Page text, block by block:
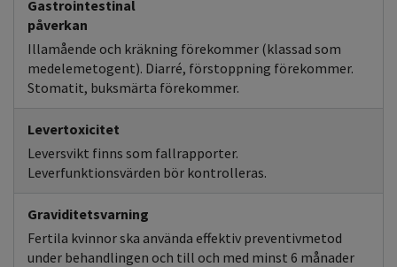
Gastrointestinal
påverkan
Illamående och kräkning förekommer (klassad som
medelemetogent). Diarré, förstoppning förekommer.
Stomatit, buksmärta förekommer.
Levertoxicitet
Leversvikt finns som fallrapporter.
Leverfunktionsvärden bör kontrolleras.
Graviditetsvarning
Fertila kvinnor ska använda effektiv preventivmetod
under behandlingen och till och med minst 6 månader